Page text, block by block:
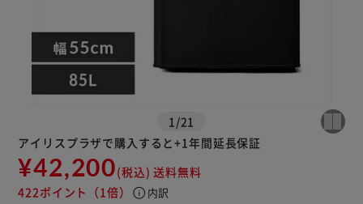
1 /21
アイリスプラザで購入すると+1年間延長保証
¥42,200(税込) 送料無料
422ポイント （1倍） info 内訳
※ご確認ください